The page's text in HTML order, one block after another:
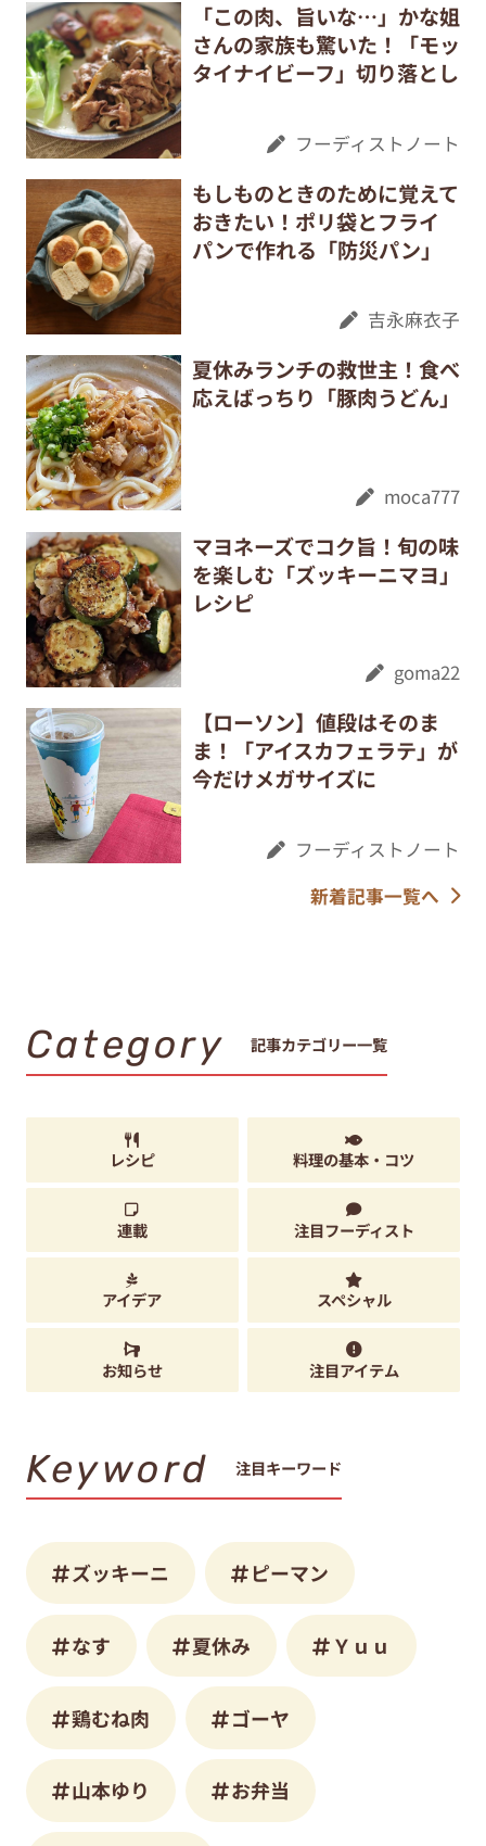
「この肉、旨いな…」かな姐
さんの家族も驚いた！「モッ
タイナイビーフ」切り落とし
フーディストノート
もしものときのために覚えて
おきたい！ポリ袋とフライ
パンで作れる「防災パン」
吉永麻衣子
夏休みランチの救世主！食べ
応えばっちり「豚肉うどん」
moca777
マヨネーズでコク旨！旬の味
を楽しむ「ズッキーニマヨ」
レシピ
goma22
【ローソン】値段はそのま
ま！「アイスカフェラテ」が
今だけメガサイズに
フーディストノート
新着記事一覧へ
Category 記事カテゴリー一覧
レシピ 料理の基本・コツ
連載 注目フーディスト
アイデア スペシャル
お知らせ 注目アイテム
Keyword 注目キーワード
ズッキーニ ピーマン
なす 夏休み Ｙｕｕ
鶏むね肉 ゴーヤ
山本ゆり お弁当